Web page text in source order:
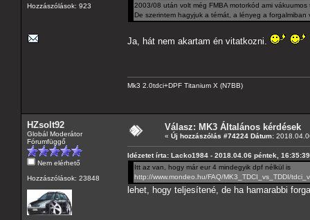
Hozzászólások: 923
2003/08 után volt még FMBA motorkód ami
De szerintem hagyjuk a témát, a lényeg a forgalmiban
Ja, hát nem akartam én vitatkozni.
Mk3 2.0tdci+DPF Titanium X (N7BB)
HZsolt92
Globál Moderátor
Fórumfüggő
Nem elérhető
Hozzászólások: 23848
Válasz: MK3 Általános kérdések
« Új hozzászólás #74224 Dátum:
Idézetet írta: Lacko1984 - 2018.04.06 péntek, 16:35:39
Itt az van, hogy már eur 4 mindegyik dpf nélkül is
http://www.mondeo.hu/FAQ/MK3_TDCI_vs_TDDI/
lehet, hogy teljesítené, de ha hamarabbi